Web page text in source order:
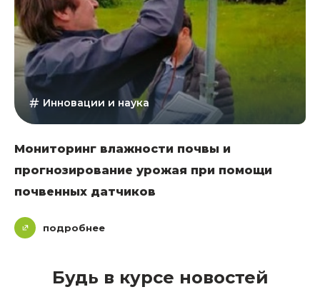
Инновации и наука
Мониторинг влажности почвы и
прогнозирование урожая при помощи
почвенных датчиков
подробнее
Будь в курсе новостей